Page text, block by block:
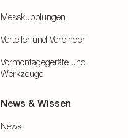
Messkupplungen
Verteiler und Verbinder
Vormontagegeräte und
Werkzeuge
News & Wissen
News